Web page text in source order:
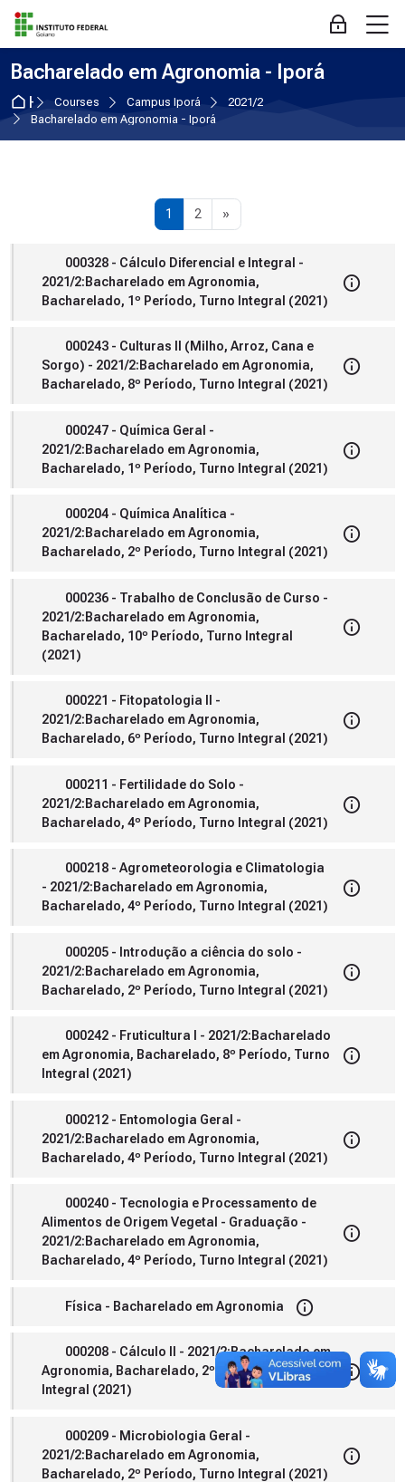
Skip to navigation
Skip to login form
Skip to main content
Skip to accessibility options
Skip to footer
Skip accessibility options
Log in
Bacharelado em Agronomia - Iporá
HomeCourses Campus Iporá
2021/2
Bacharelado em Agronomia - Iporá
1 Page 1
2Page 2
»
000328 - Cálculo Diferencial e Integral -
2021/2:Bacharelado em Agronomia,
Bacharelado, 1º Período, Turno Integral (2021)
000243 - Culturas II (Milho, Arroz, Cana e
Sorgo) - 2021/2:Bacharelado em Agronomia,
Bacharelado, 8º Período, Turno Integral (2021)
000247 - Química Geral -
2021/2:Bacharelado em Agronomia,
Bacharelado, 1º Período, Turno Integral (2021)
000204 - Química Analítica -
2021/2:Bacharelado em Agronomia,
Bacharelado, 2º Período, Turno Integral (2021)
000236 - Trabalho de Conclusão de Curso -
2021/2:Bacharelado em Agronomia,
Bacharelado, 10º Período, Turno Integral
(2021)
000221 - Fitopatologia II -
2021/2:Bacharelado em Agronomia,
Bacharelado, 6º Período, Turno Integral (2021)
000211 - Fertilidade do Solo -
2021/2:Bacharelado em Agronomia,
Bacharelado, 4º Período, Turno Integral (2021)
000218 - Agrometeorologia e Climatologia
- 2021/2:Bacharelado em Agronomia,
Bacharelado, 4º Período, Turno Integral (2021)
000205 - Introdução a ciência do solo -
2021/2:Bacharelado em Agronomia,
Bacharelado, 2º Período, Turno Integral (2021)
000242 - Fruticultura I - 2021/2:Bacharelado
em Agronomia, Bacharelado, 8º Período, Turno
Integral (2021)
000212 - Entomologia Geral -
2021/2:Bacharelado em Agronomia,
Bacharelado, 4º Período, Turno Integral (2021)
000240 - Tecnologia e Processamento de
Alimentos de Origem Vegetal - Graduação -
2021/2:Bacharelado em Agronomia,
Bacharelado, 4º Período, Turno Integral (2021)
Física - Bacharelado em Agronomia
000208 - Cálculo II - 2021/2:Bacharelado em
Agronomia, Bacharelado, 2º Período, Turno
Integral (2021)
000209 - Microbiologia Geral -
2021/2:Bacharelado em Agronomia,
Bacharelado, 2º Período, Turno Integral (2021)